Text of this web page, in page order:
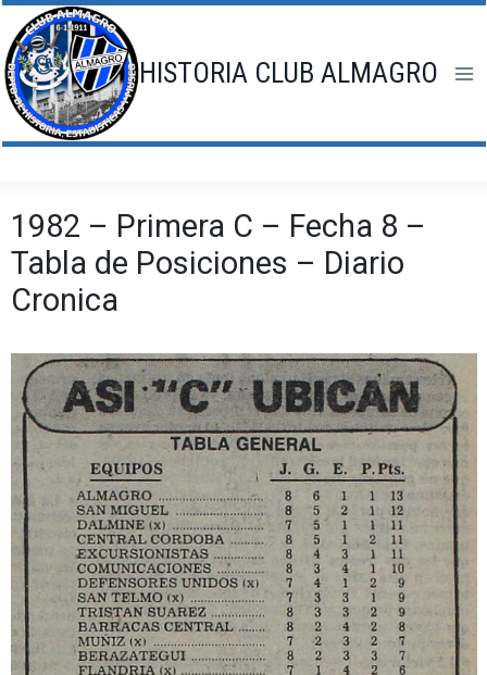
Saltar
al
contenido
HISTORIA CLUB ALMAGRO
1982 – Primera C – Fecha 8 –
Tabla de Posiciones – Diario
Cronica